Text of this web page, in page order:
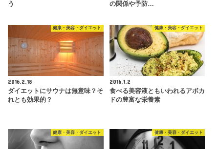
う
の関係や予防…
健康・美容・ダイエット
2016.2.18
ダイエットにサウナは無意味？そ
れとも効果的？
健康・美容・ダイエット
2016.1.2
食べる美容液ともいわれるアボカ
ドの豊富な栄養素
健康・美容・ダイエット 健康・美容・ダイエット